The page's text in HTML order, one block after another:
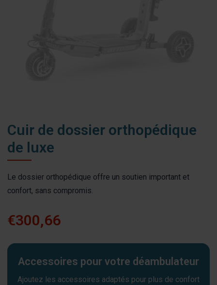
Cuir de dossier orthopédique
de luxe
Le dossier orthopédique offre un soutien important et
confort, sans compromis.
€300,66
Accessoires pour votre déambulateur
Ajoutez les accessoires adaptés pour plus de confort